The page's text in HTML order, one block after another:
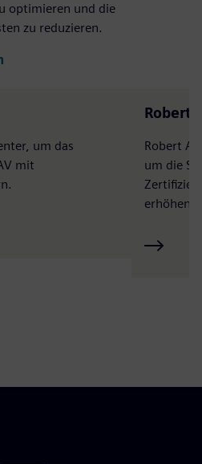
optimieren und die
zu reduzieren.
um das
mit
Robert
Robert
um die
erhöhen.